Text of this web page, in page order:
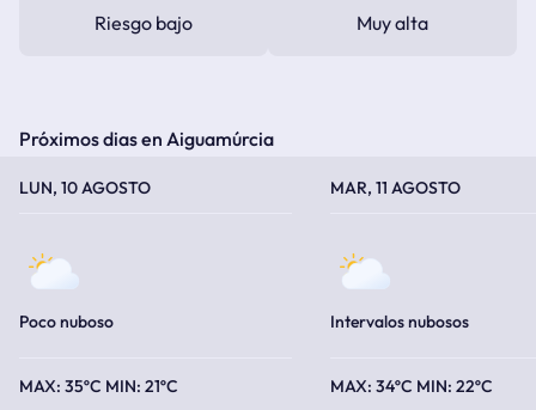
Riesgo bajo Muy alta
Próximos dias en Aiguamúrcia
LUN, 10 AGOSTO
Poco nuboso
35ºC 21ºC
MAR, 11 AGOSTO
Intervalos nubosos
34ºC 22ºC